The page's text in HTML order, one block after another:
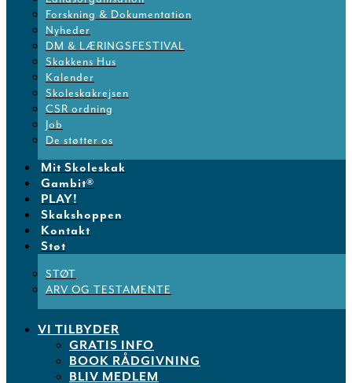
Forskning & Dokumentation
Nyheder
DM & LÆRINGSFESTIVAL
Skakkens Hus
Kalender
Skoleskakrejsen
CSR ordning
Job
De støtter os
Mit Skoleskak
Gambit®
PLAY!
Skakshoppen
Kontakt
Støt
STØT
ARV OG TESTAMENTE
VI TILBYDER
GRATIS INFO
BOOK RÅDGIVNING
BLIV MEDLEM